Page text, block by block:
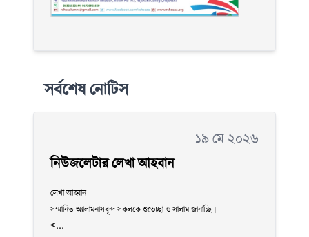
সর্বশেষ নোটিস
১৯ মে ২০২৬
নিউজলেটার লেখা আহবান
লেখা আহ্বান
সম্মানিত অ্যালামনাসবৃন্দ সকলকে শুভেচ্ছা ও সালাম জানাচ্ছি।
<...